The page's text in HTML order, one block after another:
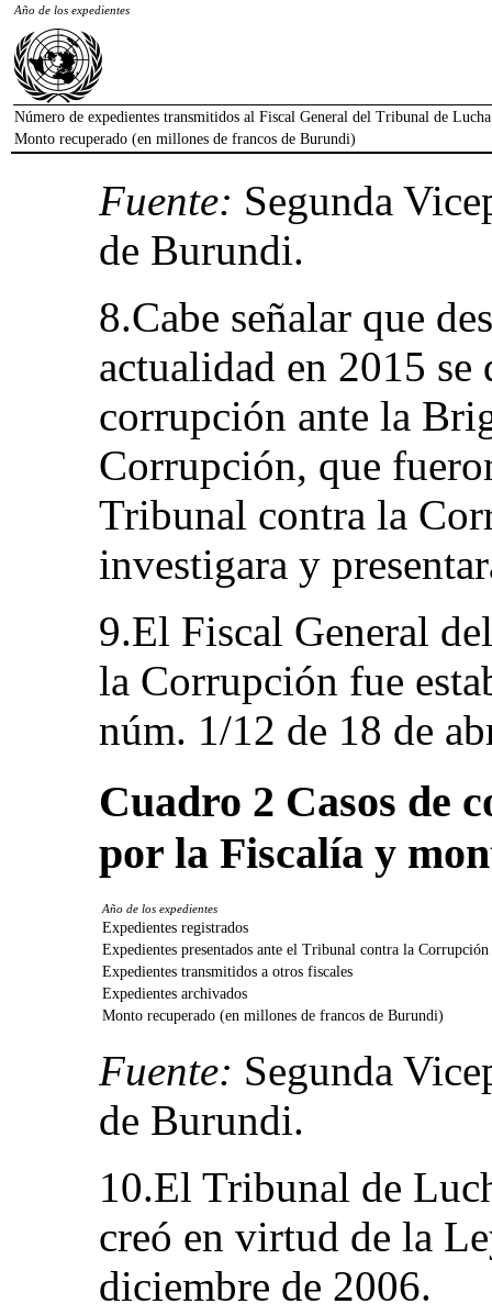
Año de los expedientes
Número de expedientes transmitidos al Fiscal General del Tribunal de
Monto recuperado (en millones de francos de Burundi)
Fuente: Segunda
de Burundi.
8.Cabe señalar que
actualidad en 2015 se
corrupción ante la
Corrupción, que
Tribunal contra la
investigara y
9.El Fiscal General
la Corrupción fue
núm. 1/12 de 18 de
Cuadro 2 Casos de
por la Fiscalía y
Año de los expedientes
Expedientes registrados
Expedientes presentados ante el Tribunal contra la Corrupción
Expedientes transmitidos a otros fiscales
Expedientes archivados
Monto recuperado (en millones de francos de Burundi)
Fuente: Segunda
de Burundi.
10.El Tribunal de
creó en virtud de la
diciembre de 2006.